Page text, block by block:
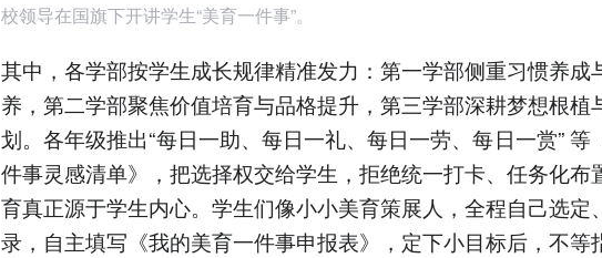
校领导在国旗下开讲学生“美育一件事”。
其中，各学部按学生成长规律精准发力：第一学部侧重习惯养成
养，第二学部聚焦价值培育与品格提升，第三学部深耕梦想根植
划。各年级推出“每日一助、每日一礼、每日一劳、每日一赏” 等
件事灵感清单》，把选择权交给学生，拒绝统一打卡、任务化布
育真正源于学生内心。学生们像小小美育策展人，全程自己选定
录，自主填写《我的美育一件事申报表》，定下小目标后，不等